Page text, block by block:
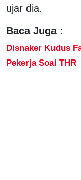
ujar dia.
Baca Juga :
Disnaker Kudus
Pekerja Soal THR